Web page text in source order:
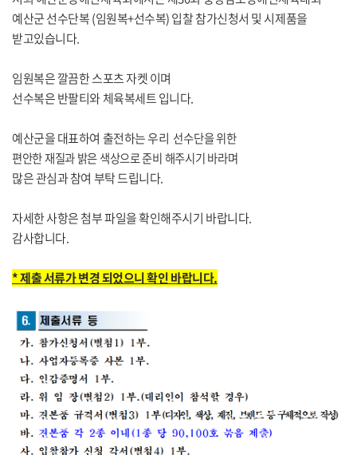
예산군 선수단복 (임원복+선수복) 입찰 참가신청서 및 시제품을
받고있습니다.
임원복은 깔끔한 스포츠 자켓 이며
선수복은 반팔티와 체육복세트 입니다.
예산군을 대표하여 출전하는 우리 선수단을 위한
편안한 재질과 밝은 색상으로 준비 해주시기 바라며
많은 관심과 참여 부탁 드립니다.
자세한 사항은 첨부 파일을 확인해주시기 바랍니다.
감사합니다.
* 제출 서류가 변경 되었으니 확인 바랍니다.